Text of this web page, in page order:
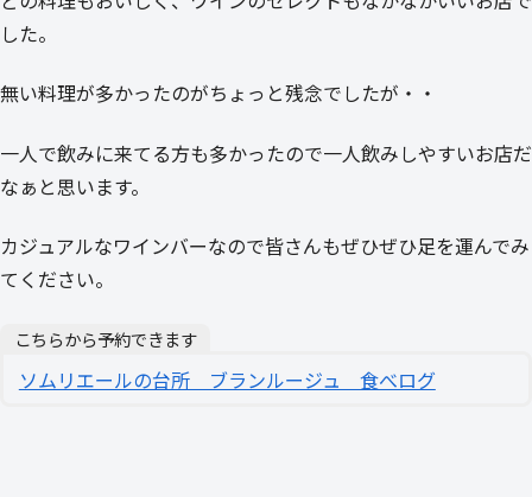
した。
無い料理が多かったのがちょっと残念でしたが・・
一人で飲みに来てる方も多かったので一人飲みしやすいお店だ
なぁと思います。
カジュアルなワインバーなので皆さんもぜひぜひ足を運んでみ
てください。
こちらから予約できます
ソムリエールの台所 ブランルージュ 食べログ